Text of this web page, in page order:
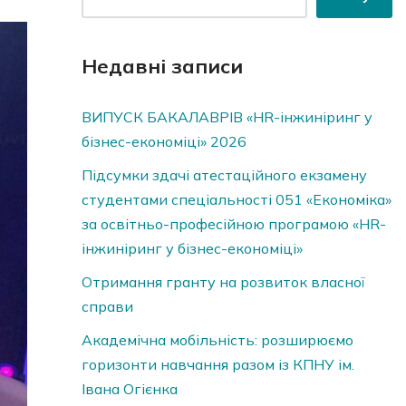
Недавні записи
ВИПУСК БАКАЛАВРІВ «HR-інжиніринг у
бізнес-економіці» 2026
Підсумки здачі атестаційного екзамену
студентами спеціальності 051 «Економіка»
за освітньо-професійною програмою «HR-
інжиніринг у бізнес-економіці»
Отримання гранту на розвиток власної
справи
Академічна мобільність: розширюємо
горизонти навчання разом із КПНУ ім.
Івана Огієнка